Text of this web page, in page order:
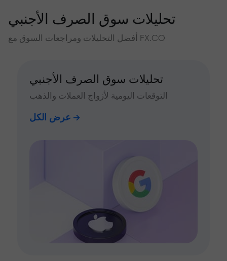
تحليلات سوق الصرف الأجنبي
أفضل التحليلات ومراجعات السوق مع FX.CO
تحليلات سوق الصرف الأجنبي
التوقعات اليومية لأزواج العملات والذهب
عرض الكل